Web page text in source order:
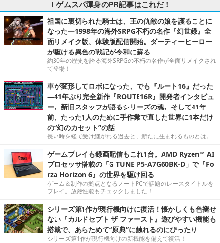
！ゲムスパ渾身のPR記事はこれだ！
祖国に裏切られた騎士は、王の仇敵の娘を護ることに
なった―1998年の海外SRPG不朽の名作『幻世録』全
面リメイク版、体験版配信開始。ダーティーヒーロー
が駆ける異色の戦記が令和に蘇る
約30年の歴史を誇る海外SRPGの不朽の名作が全面リメイクされ
て登場！
車が変形してロボになった、でも『ルート16』だった
―41年ぶり完全新作『ROUTE16R』開発者インタビュ
ー。新旧スタッフが語るシリーズの魂。そして41年
前、たった1人のために手作業で直した世界に1本だけ
の“幻のカセット”の話
長い時を経て受け継がれる過去と、新たに生まれるものとは。
ゲームプレイも録画配信もこれ1台。AMD Ryzen™ AI
プロセッサ搭載の「G TUNE P5-A7G60BK-D」で『Fo
rza Horizon 6』の世界を駆け回る
ゲーム＆制作の拠点となるノートPCで話題のレースタイトルを
プレイ。放熱性能もチェックしました！
シリーズ第1作が現行機向けに復活！懐かしくも色褪せ
ない『カルドセプト ザ ファースト』遊びやすい機能も
搭載で、あらためて“原典”に触れるのにぴったり
シリーズ第1作が現行機向けの新機能を備えて復活！